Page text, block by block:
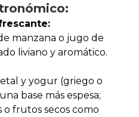
manzana o jugo de
liviano y aromático.
y yogur (griego o
base más espesa;
frutos secos como